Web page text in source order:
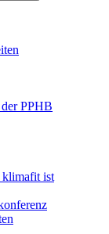
PPHB
klimafit ist